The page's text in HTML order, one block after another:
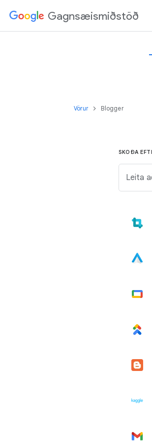
Gagnsæismiðstöð
Vörur Blogger
SKOÐA